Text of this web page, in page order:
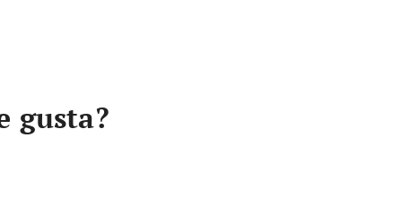
gusta?